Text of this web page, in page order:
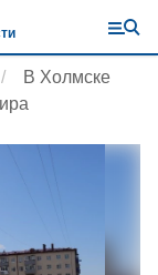
В Холмске